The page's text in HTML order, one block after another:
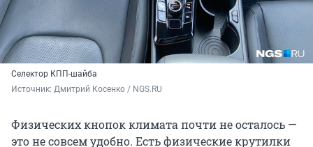
Селектор КПП-шайба
Источник: Дмитрий Косенко / NGS.RU
Физических кнопок климата почти не осталось —
это не совсем удобно. Есть физические крутилки